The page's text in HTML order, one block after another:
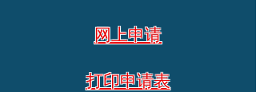
网上申请
打印申请表